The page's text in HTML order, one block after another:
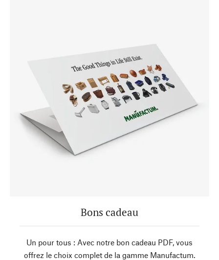
Bons cadeau
Un pour tous : Avec notre bon cadeau PDF, vous
offrez le choix complet de la gamme Manufactum.